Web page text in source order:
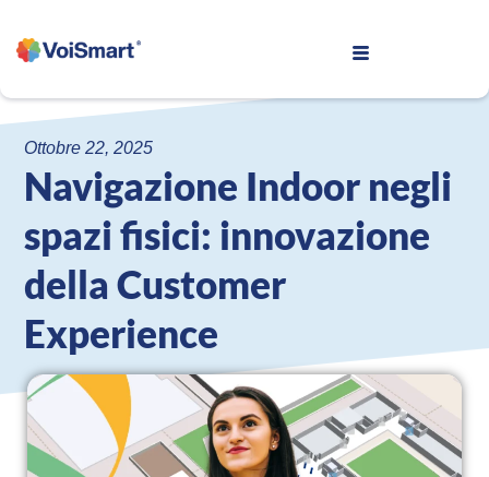
Navigazione Indoor negli
spazi fisici: innovazione
della Customer
Experience
Ottobre 22, 2025